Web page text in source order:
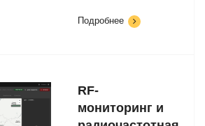
Подробнее
RF-
мониторинг и